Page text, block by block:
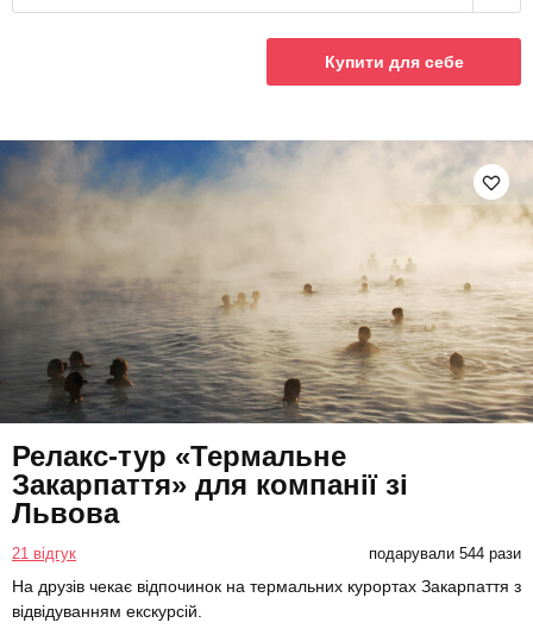
Купити для себе
Релакс-тур «Термальне
Закарпаття» для компанії зі
Львова
21 відгук подарували 544 рази
На друзів чекає відпочинок на термальних курортах Закарпаття з
відвідуванням екскурсій.